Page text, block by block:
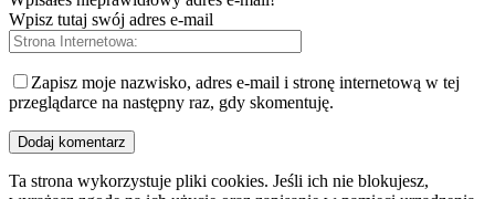
Wpisz tutaj swój adres e-mail
Zapisz moje nazwisko, adres e-mail i stronę internetową w tej
przeglądarce na następny raz, gdy skomentuję.
Ta strona wykorzystuje pliki cookies. Jeśli ich nie blokujesz,